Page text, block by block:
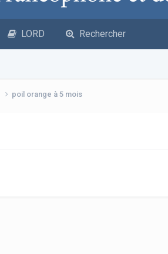
LORD Rechercher
poil orange à 5 mois